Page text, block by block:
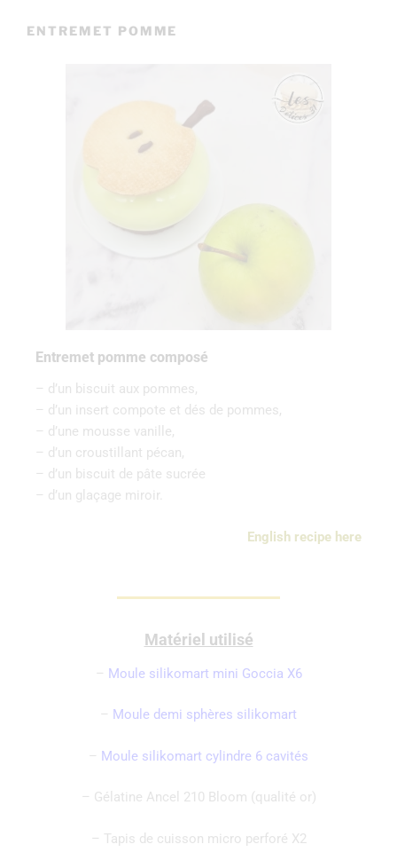
ENTREMET POMME
Entremet pomme composé
– d’un biscuit aux pommes,
– d’un insert compote et dés de pommes,
– d’une mousse vanille,
– d’un croustillant pécan,
– d’un biscuit de pâte sucrée
– d’un glaçage miroir.
English recipe here
Matériel utilisé
– Moule silikomart mini Goccia X6
– Moule demi sphères silikomart
– Moule silikomart cylindre 6 cavités
– Gélatine Ancel 210 Bloom (qualité or)
– Tapis de cuisson micro perforé X2